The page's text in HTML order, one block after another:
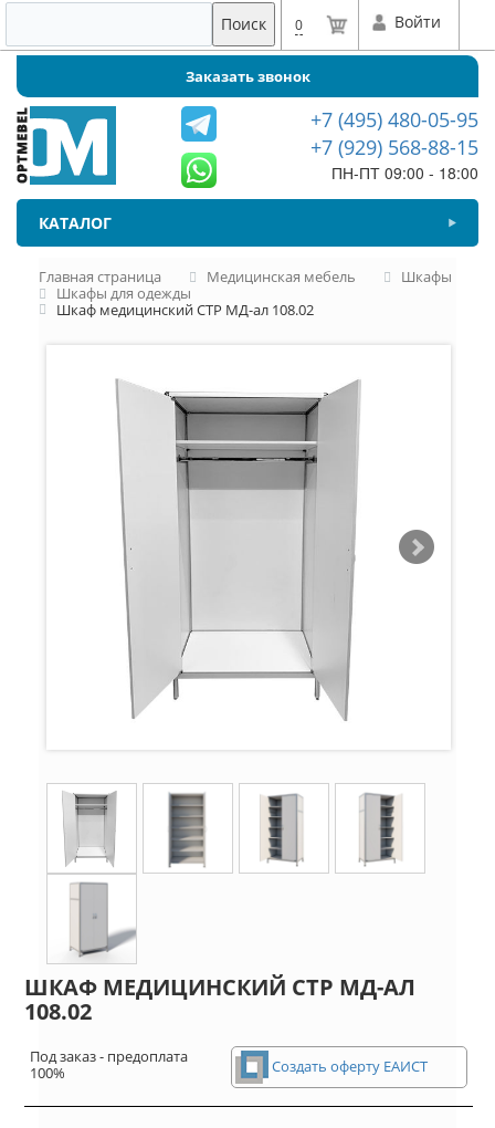
Поиск 0 Войти
Заказать звонок
+7 (495) 480-05-95
+7 (929) 568-88-15
ПН-ПТ 09:00 - 18:00
КАТАЛОГ
Главная страница Медицинская мебель
Шкафы
Шкафы для одежды
Шкаф медицинский СТР МД-ал 108.02
ШКАФ МЕДИЦИНСКИЙ СТР МД-АЛ
108.02
Под заказ - предоплата
100%
Создать оферту ЕАИСТ